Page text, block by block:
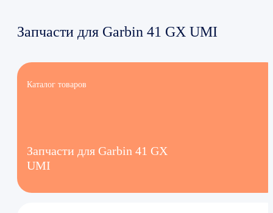
Запчасти для Garbin 41 GX UMI
Каталог товаров
Запчасти для Garbin 41 GX
UMI